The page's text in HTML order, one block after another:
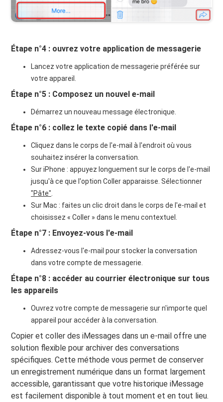
Étape n°4 : ouvrez votre application de messagerie
Lancez votre application de messagerie préférée sur
votre appareil.
Étape n°5 : Composez un nouvel e-mail
Démarrez un nouveau message électronique.
Étape n°6 : collez le texte copié dans l'e-mail
Cliquez dans le corps de l'e-mail à l'endroit où vous
souhaitez insérer la conversation.
Sur iPhone : appuyez longuement sur le corps de l'e-mail
jusqu'à ce que l'option Coller apparaisse. Sélectionner
"Pâte"
Sur Mac : faites un clic droit dans le corps de l'e-mail et
choisissez « Coller » dans le menu contextuel.
Étape n°7 : Envoyez-vous l'e-mail
Adressez-vous l'e-mail pour stocker la conversation
dans votre compte de messagerie.
Étape n°8 : accéder au courrier électronique sur tous
les appareils
Ouvrez votre compte de messagerie sur n'importe quel
appareil pour accéder à la conversation.
Copier et coller des iMessages dans un e-mail offre une
solution flexible pour archiver des conversations
spécifiques. Cette méthode vous permet de conserver
un enregistrement numérique dans un format largement
accessible, garantissant que votre historique iMessage
est facilement disponible à tout moment et en tout lieu.